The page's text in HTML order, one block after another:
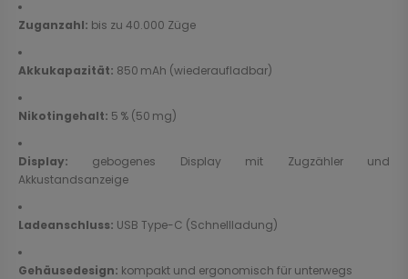
Zuganzahl: bis zu 40.000 Züge
Akkukapazität: 850 mAh (wiederaufladbar)
Nikotingehalt: 5 % (50 mg)
Display: gebogenes Display mit Zugzähler und
Akkustandsanzeige
Ladeanschluss: USB Type-C (Schnellladung)
Gehäusedesign: kompakt und ergonomisch für unterwegs